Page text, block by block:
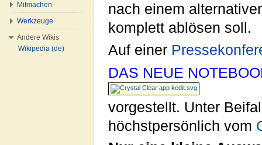
nach einem
komplett ablösen soll.
Auf einer
DAS NEUE
vorgestellt. Unter
höchstpersönlich vom
Mitmachen
Werkzeuge
Andere Wikis
Wikipedia (de)